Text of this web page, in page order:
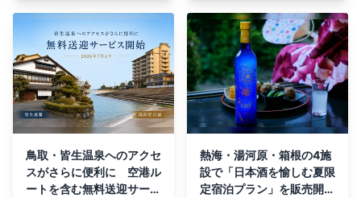
鳥取・皆生温泉へのアクセ
スがさらに便利に 空港ル
ートを含む無料送迎サービ
熱海・湯河原・箱根の4施
設で「日本酒を愉しむ夏限
定宿泊プラン」を販売開始